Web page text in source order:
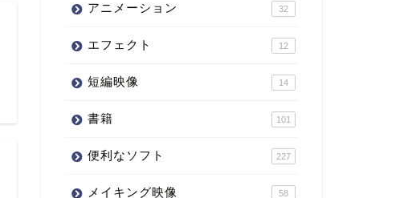
アニメーション 32
エフェクト 12
短編映像 14
書籍 101
便利なソフト 227
メイキング映像 58